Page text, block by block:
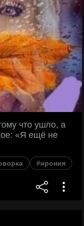
что ушло, а
«Я ещё не
#ирония